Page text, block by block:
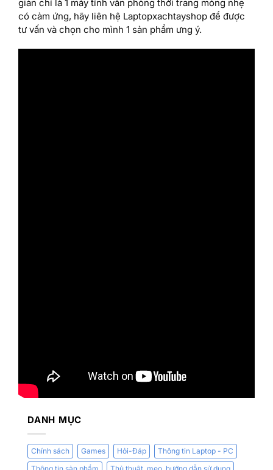
giản chỉ là 1 máy tính văn phòng thời trang mỏng nhẹ
có cảm ứng, hãy liên hệ Laptopxachtayshop để được
tư vấn và chọn cho mình 1 sản phẩm ưng ý.
DANH MỤC
Chính sách Games Hỏi-Đáp
Thông tin Laptop - PC